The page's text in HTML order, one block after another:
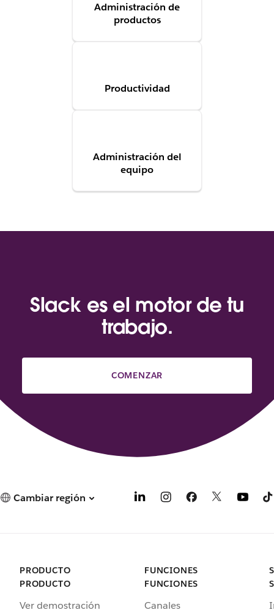
Administración de
productos
Productividad
Administración del
equipo
Slack es el motor de tu
trabajo.
COMENZAR
Cambiar región
PRODUCTO
PRODUCTO
Ver demostración
FUNCIONES
FUNCIONES
Canales